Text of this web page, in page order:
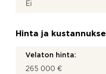
Ei
Hinta ja
Velaton hinta:
265 000 €